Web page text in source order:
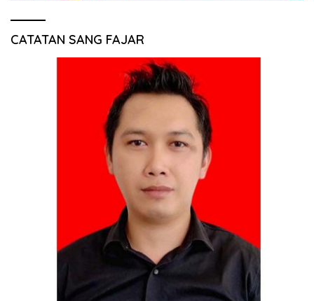
CATATAN SANG FAJAR